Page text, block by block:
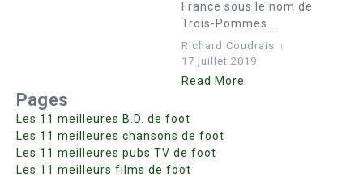
France sous le nom de
Trois-Pommes....
Richard Coudrais
17 juillet 2019
Read More
Pages
Les 11 meilleures B.D. de foot
Les 11 meilleures chansons de foot
Les 11 meilleures pubs TV de foot
Les 11 meilleurs films de foot